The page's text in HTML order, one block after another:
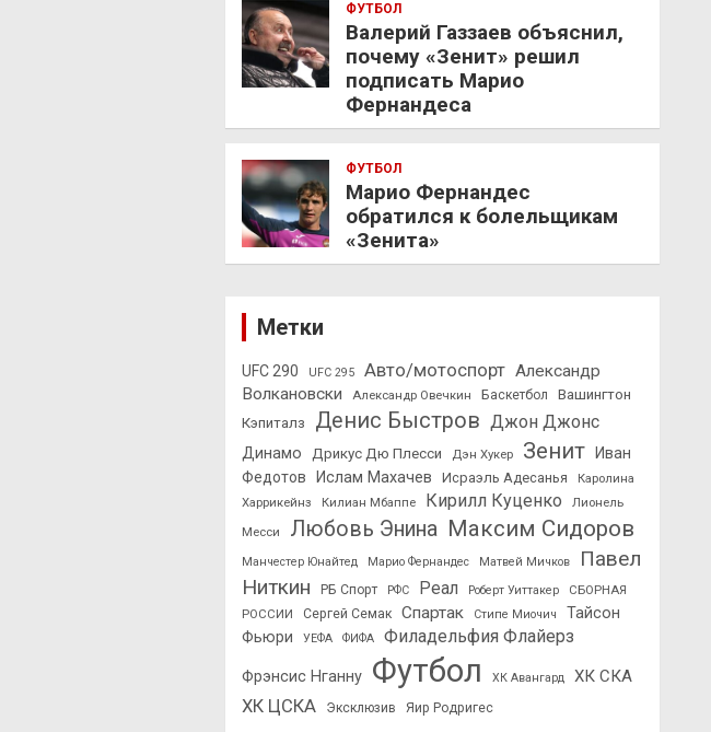
ФУТБОЛ
Валерий Газзаев объяснил,
почему «Зенит» решил
подписать Марио
Фернандеса
ФУТБОЛ
Марио Фернандес
обратился к болельщикам
«Зенита»
Метки
UFC 290 UFC 295 Авто/мотоспорт Александр
Волкановски
Александр Овечкин Баскетбол
Вашингтон
Кэпиталз
Денис Быстров Джон Джонс
Динамо Дрикус Дю Плесси Дэн Хукер Зенит
Иван
Федотов
Ислам Махачев Исраэль Адесанья
Каролина
Харрикейнз
Килиан Мбаппе Кирилл Куценко
Лионель
Месси
Любовь Энина Максим Сидоров
Манчестер Юнайтед Марио Фернандес Матвей Мичков
Павел
Ниткин
РБ Спорт РФС Реал Роберт Уиттакер
СБОРНАЯ
РОССИИ
Сергей Семак Спартак Стипе Миочич
Тайсон
Фьюри
УЕФА ФИФА Филадельфия Флайерз
Фрэнсис Нганну Футбол ХК Авангард ХК СКА
ХК ЦСКА Эксклюзив Яир Родригес